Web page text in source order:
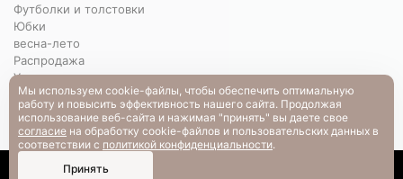
Футболки и толстовки
Юбки
весна-лето
Распродажа
Уценка
О НАС
О нас
Контакты
Презентации коллекций
Мы используем cookie-файлы, чтобы обеспечить оптимальную
работу и повысить эффективность нашего сайта. Продолжая
использование веб-сайта и нажимая "принять" вы даете свое
согласие на обработку cookie-файлов и пользовательских данных в
соответствии с политикой конфиденциальности.
Принять